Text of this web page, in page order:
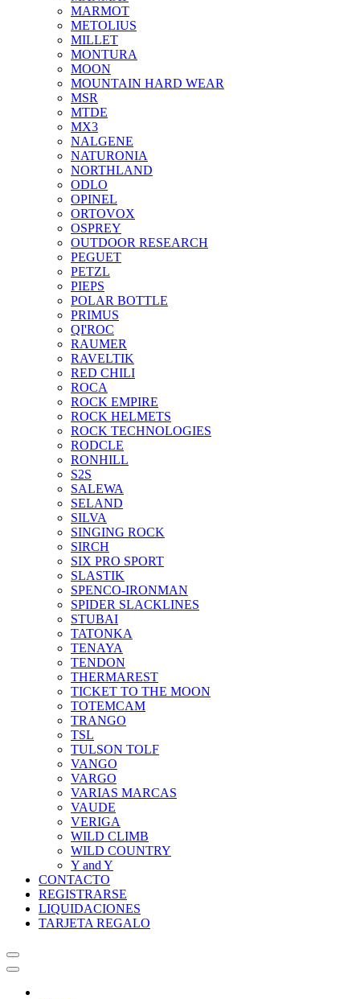
MARMOT
METOLIUS
MILLET
MONTURA
MOON
MOUNTAIN HARD WEAR
MSR
MTDE
MX3
NALGENE
NATURONIA
NORTHLAND
ODLO
OPINEL
ORTOVOX
OSPREY
OUTDOOR RESEARCH
PEGUET
PETZL
PIEPS
POLAR BOTTLE
PRIMUS
QI'ROC
RAUMER
RAVELTIK
RED CHILI
ROCA
ROCK EMPIRE
ROCK HELMETS
ROCK TECHNOLOGIES
RODCLE
RONHILL
S2S
SALEWA
SELAND
SILVA
SINGING ROCK
SIRCH
SIX PRO SPORT
SLASTIK
SPENCO-IRONMAN
SPIDER SLACKLINES
STUBAI
TATONKA
TENAYA
TENDON
THERMAREST
TICKET TO THE MOON
TOTEMCAM
TRANGO
TSL
TULSON TOLF
VANGO
VARGO
VARIAS MARCAS
VAUDE
VERIGA
WILD CLIMB
WILD COUNTRY
Y and Y
CONTACTO
REGISTRARSE
LIQUIDACIONES
TARJETA REGALO